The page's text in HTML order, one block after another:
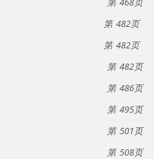
482
482
482
486
495
501
508